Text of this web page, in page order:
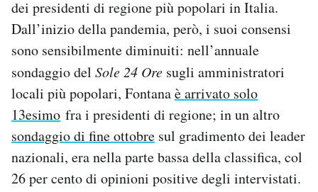
dei presidenti di regione più popolari in Italia.
Dall’inizio della pandemia, però, i suoi consensi
sono sensibilmente diminuiti: nell’annuale
sondaggio del Sole 24 Ore sugli amministratori
locali più popolari, Fontanaè arrivato solo
13esimo fra i presidenti di regione; in un altro
sondaggio di fine ottobre sul gradimento dei leader
nazionali, era nella parte bassa della classifica, col
26 per cento di opinioni positive degli intervistati.